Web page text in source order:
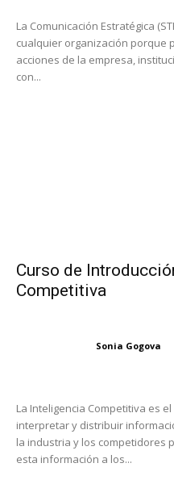
La Comunicación Estratégica
cualquier organización porque
acciones de la empresa,
con...
Curso de
Competitiva
Sonia Gogova
La Inteligencia Competitiva es
interpretar y distribuir
la industria y los competidores
esta información a los...